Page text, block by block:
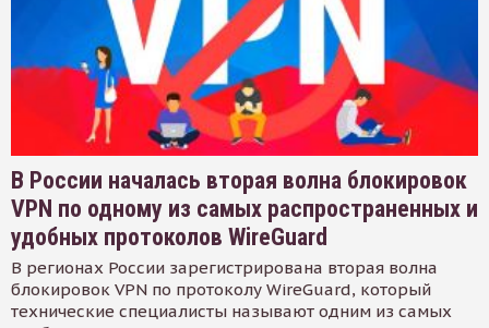
В России началась вторая волна блокировок
VPN по одному из самых распространенных и
удобных протоколов WireGuard
В регионах России зарегистрирована вторая волна
блокировок VPN по протоколу WireGuard, который
технические специалисты называют одним из самых